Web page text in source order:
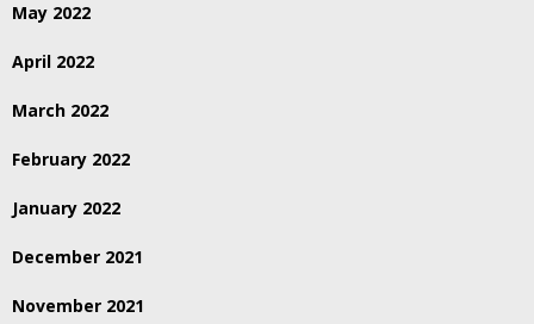
May 2022
April 2022
March 2022
February 2022
January 2022
December 2021
November 2021